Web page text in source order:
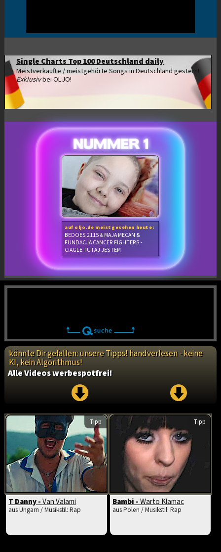
Single Charts Top 100 Deutschland daily
Meistverkaufte / meistgehörte Songs in Deutschland gestern!
Exklusivbei OLJO!
auf oljo.de meistgesehen heute:
BEDOES 2115 & MAJA MECAN &
FUNDACJA CANCER FIGHTERS -
CIAGLE TUTAJ JESTEM
könnte Dir gefallen: unsere Tipps! handverlesen - keine
KI, kein Algorithmus!
Alle Videos werbespotfrei!
Tipp
T Danny -Van Valami
aus Ungarn / Musikstil: Rap
Tipp
Bambi -Warto Klamac
aus Polen / Musikstil: Rap